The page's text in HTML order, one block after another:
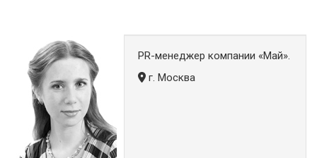
PR-менеджер компании «Май».
г. Москва